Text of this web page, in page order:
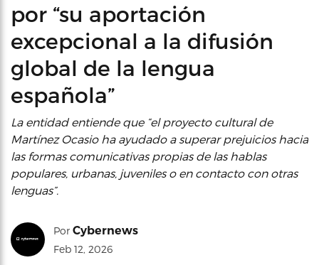
por “su aportación
excepcional a la difusión
global de la lengua
española”
La entidad entiende que “el proyecto cultural de
Martínez Ocasio ha ayudado a superar prejuicios hacia
las formas comunicativas propias de las hablas
populares, urbanas, juveniles o en contacto con otras
lenguas”.
Por Cybernews
Feb 12, 2026